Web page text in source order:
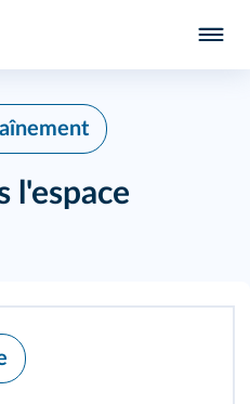
l'espace